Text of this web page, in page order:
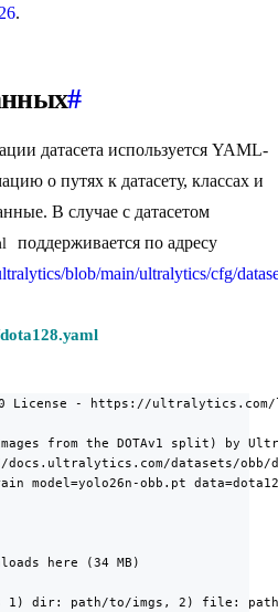
.
#
датасета используется YAML-
о путях к датасету, классах и
В случае с датасетом
поддерживается по адресу
blob/main/ultralytics/cfg/
License - https://ultralytics.com/
from the DOTAv1 split) by
datasets/obb/
model=yolo26n-obb.pt
here (34 MB)
1) dir: path/to/imgs, 2) file: